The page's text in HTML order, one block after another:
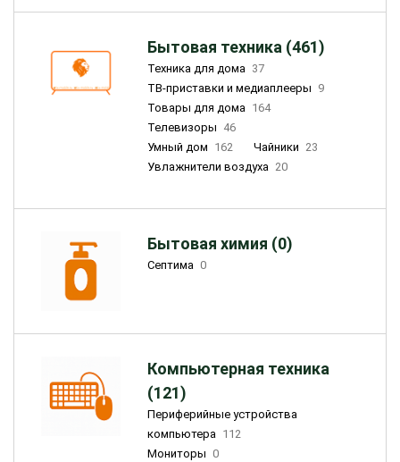
Бытовая техника (461)
Техника для дома 37
ТВ-приставки и медиаплееры 9
Товары для дома 164
Телевизоры 46
Умный дом 162 Чайники 23
Увлажнители воздуха 20
Бытовая химия (0)
Септима 0
Компьютерная техника
(121)
Периферийные устройства
компьютера 112
Мониторы 0